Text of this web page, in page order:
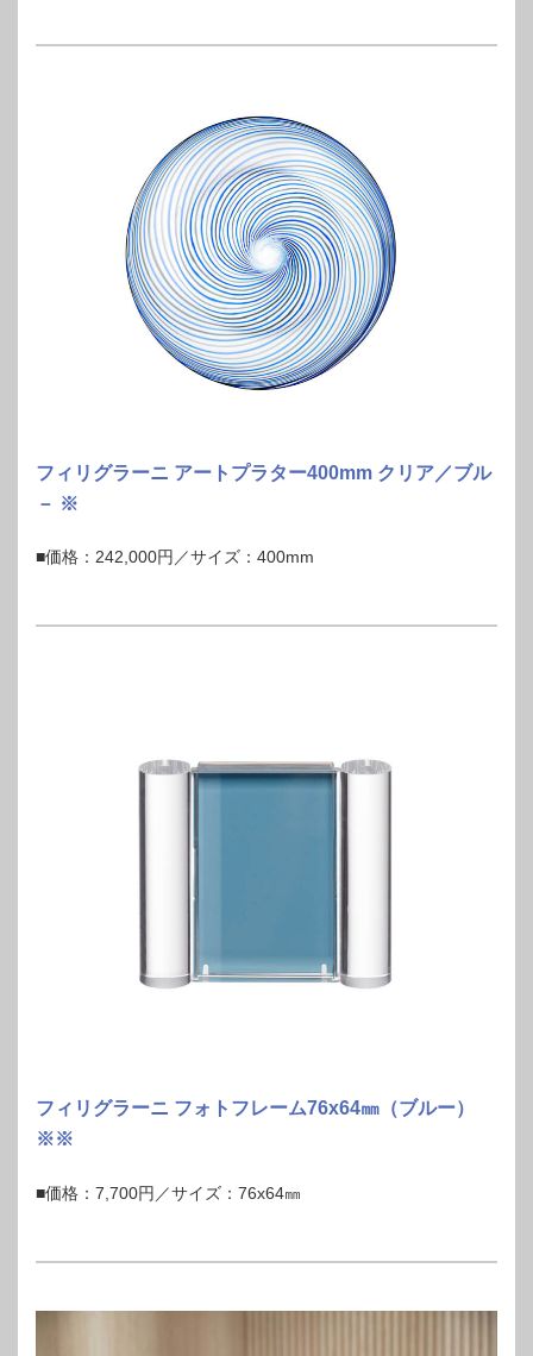
フィリグラーニ アートプラター400mm クリア／ブル
－ ※
■価格：242,000円／サイズ：400mm
フィリグラーニ フォトフレーム76x64㎜（ブルー）
※※
■価格：7,700円／サイズ：76x64㎜